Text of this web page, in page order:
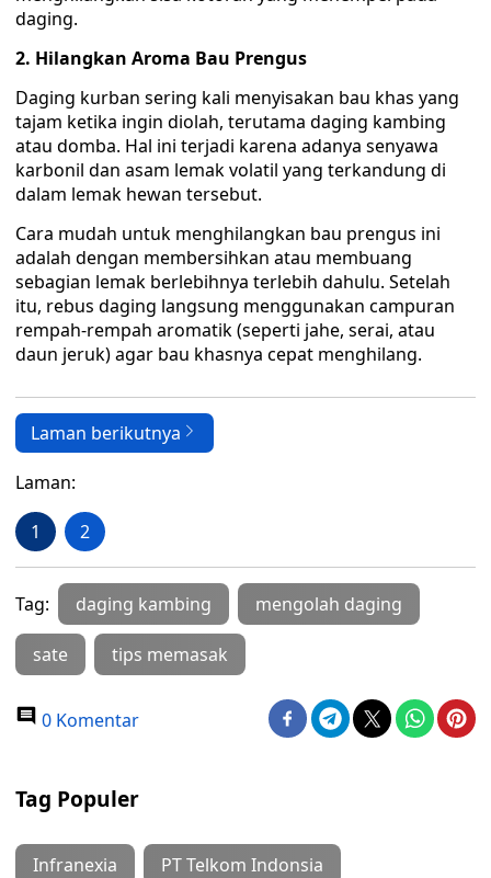
daging.
2. Hilangkan Aroma Bau Prengus
Daging kurban sering kali menyisakan bau khas yang
tajam ketika ingin diolah, terutama daging kambing
atau domba. Hal ini terjadi karena adanya senyawa
karbonil dan asam lemak volatil yang terkandung di
dalam lemak hewan tersebut.
Cara mudah untuk menghilangkan bau prengus ini
adalah dengan membersihkan atau membuang
sebagian lemak berlebihnya terlebih dahulu. Setelah
itu, rebus daging langsung menggunakan campuran
rempah-rempah aromatik (seperti jahe, serai, atau
daun jeruk) agar bau khasnya cepat menghilang.
Laman berikutnya
Laman:
1 2
Tag: daging kambing mengolah daging
sate tips memasak
0 Komentar
Tag Populer
Infranexia PT Telkom Indonsia